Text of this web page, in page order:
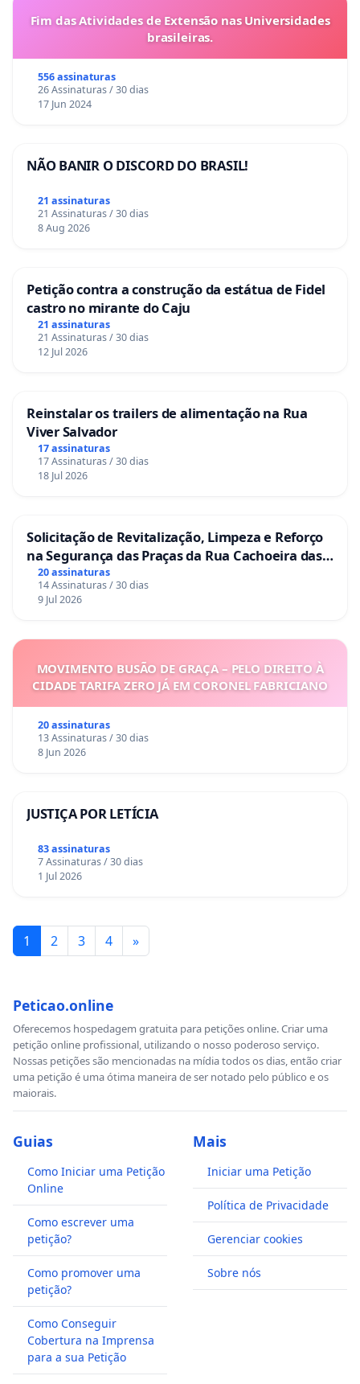
Fim das Atividades de Extensão nas Universidades
brasileiras.
556 assinaturas
26 Assinaturas / 30 dias
17 Jun 2024
NÃO BANIR O DISCORD DO BRASIL!
21 assinaturas
21 Assinaturas / 30 dias
8 Aug 2026
Petição contra a construção da estátua de Fidel
castro no mirante do Caju
21 assinaturas
21 Assinaturas / 30 dias
12 Jul 2026
Reinstalar os trailers de alimentação na Rua
Viver Salvador
17 assinaturas
17 Assinaturas / 30 dias
18 Jul 2026
Solicitação de Revitalização, Limpeza e Reforço
na Segurança das Praças da Rua Cachoeira das
Sete Ilhas
20 assinaturas
14 Assinaturas / 30 dias
9 Jul 2026
MOVIMENTO BUSÃO DE GRAÇA – PELO DIREITO À
CIDADE TARIFA ZERO JÁ EM CORONEL FABRICIANO
20 assinaturas
13 Assinaturas / 30 dias
8 Jun 2026
JUSTIÇA POR LETÍCIA
83 assinaturas
7 Assinaturas / 30 dias
1 Jul 2026
1 2 3 4 »
Peticao.online
Oferecemos hospedagem gratuita para petições online. Criar uma
petição online profissional, utilizando o nosso poderoso serviço.
Nossas petições são mencionadas na mídia todos os dias, então criar
uma petição é uma ótima maneira de ser notado pelo público e os
maiorais.
Guias
Como Iniciar uma Petição
Online
Como escrever uma
petição?
Como promover uma
petição?
Como Conseguir
Cobertura na Imprensa
para a sua Petição
Mais
Iniciar uma Petição
Política de Privacidade
Gerenciar cookies
Sobre nós